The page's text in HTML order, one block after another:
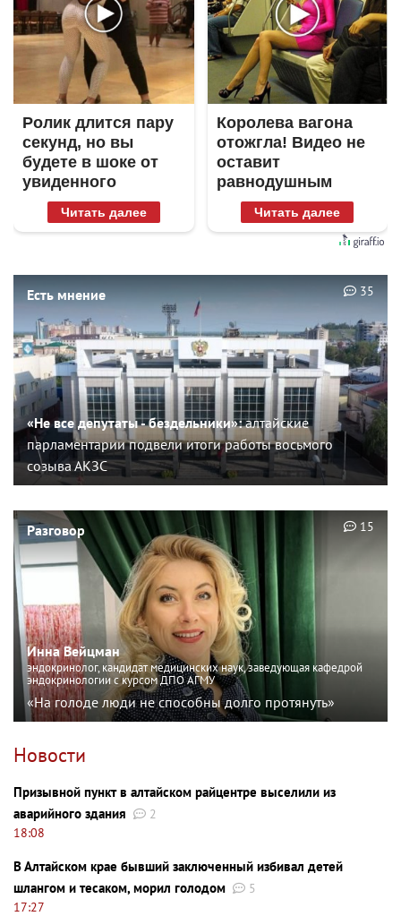
Ролик длится пару
секунд, но вы
будете в шоке от
увиденного
Читать далее
Королева вагона
отожгла! Видео не
оставит
равнодушным
Читать далее
Есть мнение
«Не все депутаты - бездельники»:алтайские
парламентарии подвели итоги работы восьмого
созыва АКЗС
35
Разговор
Инна Вейцман
эндокринолог, кандидат медицинских наук, заведующая кафедрой
эндокринологии с курсом ДПО АГМУ
«На голоде люди не способны долго протянуть»
15
Новости
Призывной пункт в алтайском райцентре выселили из
аварийного здания
2
18:08
В Алтайском крае бывший заключенный избивал детей
шлангом и тесаком, морил голодом
5
17:27